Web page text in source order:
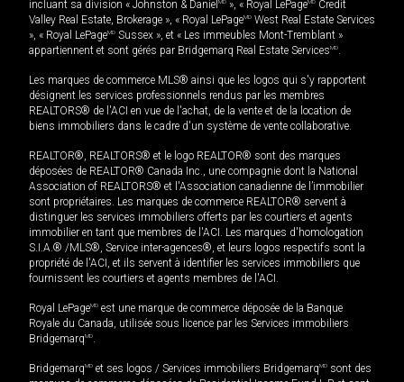
incluant sa division « Johnston & Daniel MD », « Royal LePageMD Credit
Valley Real Estate, Brokerage », « Royal LePageMD West Real Estate Services
», « Royal LePageMD Sussex », et « Les immeubles Mont-Tremblant »
appartiennent et sont gérés par Bridgemarq Real Estate ServicesMD.
Les marques de commerce MLS® ainsi que les logos qui s'y rapportent
désignent les services professionnels rendus par les membres
REALTORS® de l'ACI en vue de l'achat, de la vente et de la location de
biens immobiliers dans le cadre d'un système de vente collaborative.
REALTOR®, REALTORS® et le logo REALTOR® sont des marques
déposées de REALTOR® Canada Inc., une compagnie dont la National
Association of REALTORS® et l'Association canadienne de l’immobilier
sont propriétaires. Les marques de commerce REALTOR® servent à
distinguer les services immobiliers offerts par les courtiers et agents
immobilier en tant que membres de l'ACI. Les marques d'homologation
S.I.A.® /MLS®, Service inter-agences®, et leurs logos respectifs sont la
propriété de l'ACI, et ils servent à identifier les services immobiliers que
fournissent les courtiers et agents membres de l'ACI.
Royal LePageMD est une marque de commerce déposée de la Banque
Royale du Canada, utilisée sous licence par les Services immobiliers
BridgemarqMD.
BridgemarqMD et ses logos / Services immobiliers BridgemarqMD sont des